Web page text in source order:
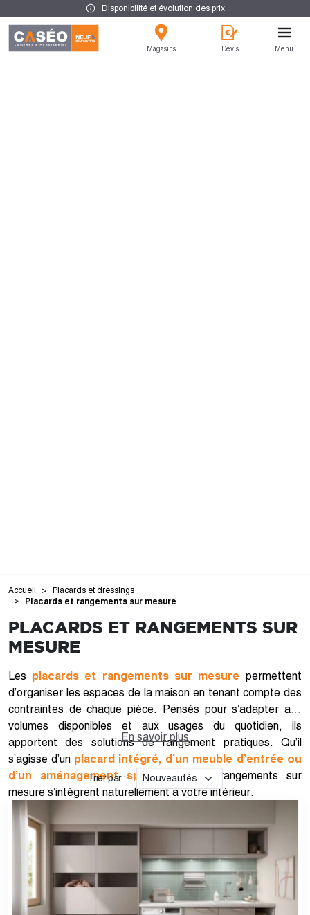
Disponibilité et évolution des prix
Magasins Devis Menu
Accueil Placards et dressings
Placards et rangements sur mesure
PLACARDS ET RANGEMENTS SUR
MESURE
Les placards et rangements sur mesure permettent
d’organiser les espaces de la maison en tenant compte des
contraintes de chaque pièce. Pensés pour s’adapter aux
volumes disponibles et aux usages du quotidien, ils
apportent des solutions de rangement pratiques. Qu’il
s’agisse d’un placard intégré, d’un meuble d’entrée ou
d’un aménagement spécifique, les rangements sur
mesure s’intègrent naturellement à votre intérieur.
En savoir plus
Trier par :